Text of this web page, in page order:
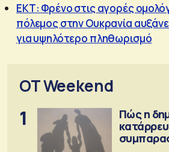
ΕΚΤ: Φρένο στις αγορές
πόλεμος στην Ουκρανία
για υψηλότερο πληθωρισμό
OT Weekend
1
Πώς η